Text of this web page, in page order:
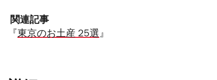
関連記事
『 東京のお土産 25選』